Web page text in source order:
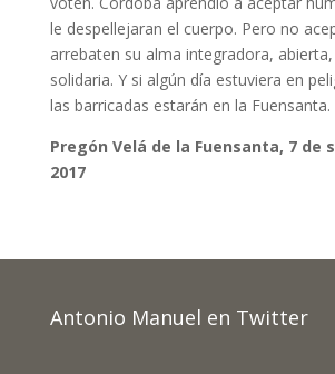
le despellejaran el cuerpo. Pero no
arrebaten su alma integradora,
solidaria. Y si algún día estuviera en
las barricadas estarán en la Fuensanta.
Pregón Velá de la Fuensanta, 7 de
2017
Antonio Manuel en Twitter